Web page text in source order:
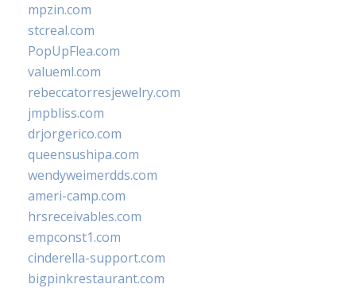
mpzin.com
stcreal.com
PopUpFlea.com
valueml.com
rebeccatorresjewelry.com
jmpbliss.com
drjorgerico.com
queensushipa.com
wendyweimerdds.com
ameri-camp.com
hrsreceivables.com
empconst1.com
cinderella-support.com
bigpinkrestaurant.com